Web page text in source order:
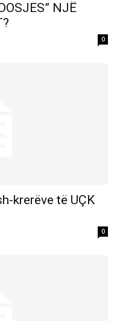
NJË
0
krerëve të UÇK
0